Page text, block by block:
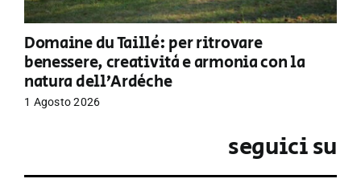
Domaine du Taillé: per ritrovare
benessere, creatività e armonia con la
natura dell’Ardèche
1 Agosto 2026
seguici su